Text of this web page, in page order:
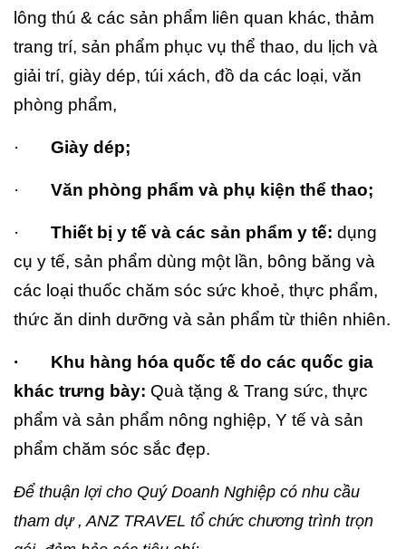
lông thú & các sản phẩm liên quan khác, thảm
trang trí, sản phẩm phục vụ thể thao, du lịch và
giải trí, giày dép, túi xách, đồ da các loại, văn
phòng phẩm,
· Giày dép;
· Văn phòng phẩm và phụ kiện thể thao;
· Thiết bị y tế và các sản phẩm y tế: dụng
cụ y tế, sản phẩm dùng một lần, bông băng và
các loại thuốc chăm sóc sức khoẻ, thực phẩm,
thức ăn dinh dưỡng và sản phẩm từ thiên nhiên.
· Khu hàng hóa quốc tế do các quốc gia
khác trưng bày: Quà tặng & Trang sức, thực
phẩm và sản phẩm nông nghiệp, Y tế và sản
phẩm chăm sóc sắc đẹp.
Để thuận lợi cho Quý Doanh Nghiệp có nhu cầu
tham dự , ANZ TRAVEL tổ chức chương trình trọn